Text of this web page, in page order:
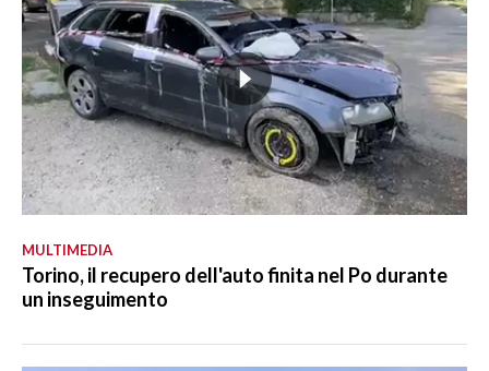
MULTIMEDIA
Torino, il recupero dell'auto finita nel Po durante
un inseguimento